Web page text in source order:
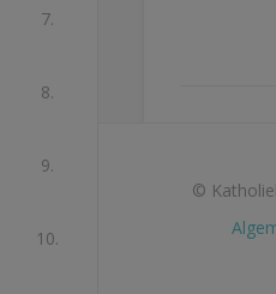
7.
8.
9.
10.
©